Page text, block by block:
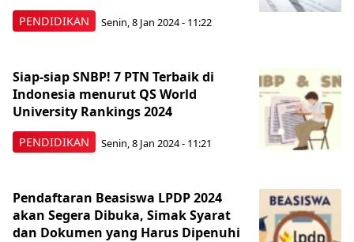
PENDIDIKAN Senin, 8 Jan 2024 - 11:22
PENDIDIKAN
Siap-siap SNBP! 7 PTN Terbaik di
Indonesia menurut QS World
University Rankings 2024
Senin, 8 Jan 2024 - 11:21
Pendaftaran Beasiswa LPDP 2024
akan Segera Dibuka, Simak Syarat
dan Dokumen yang Harus Dipenuhi